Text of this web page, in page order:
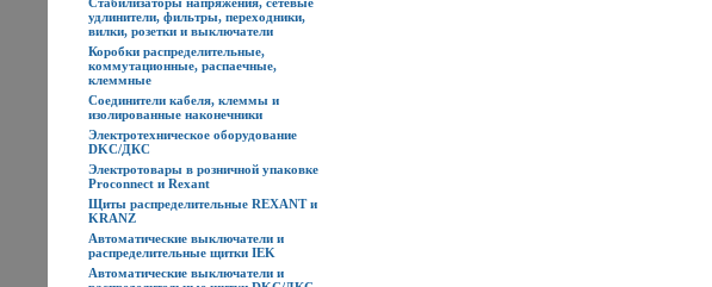
удлинители, фильтры, переходники,
вилки, розетки и выключатели
Коробки распределительные,
коммутационные, распаечные,
клеммные
Соединители кабеля, клеммы и
изолированные наконечники
Электротехническое оборудование
DKC/ДКС
Электротовары в розничной упаковке
Proconnect и Rexant
Щиты распределительные REXANT и
KRANZ
Автоматические выключатели и
распределительные щитки IEK
Автоматические выключатели и